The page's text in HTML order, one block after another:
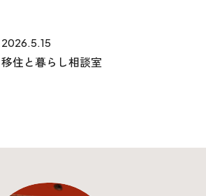
2026.5.15
移住と暮らし相談室